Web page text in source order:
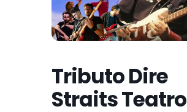
Tributo Dire
Straits Teatro